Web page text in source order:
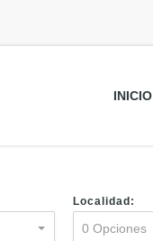
INICIO
Localidad:
0 Opciones